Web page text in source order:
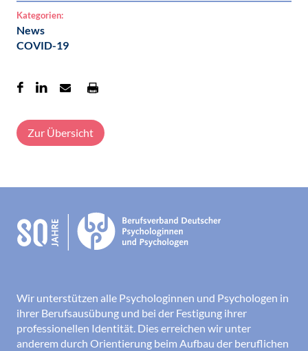
Kategorien:
News
COVID-19
Zur Übersicht
Wir unterstützen alle Psychologinnen und Psychologen in
ihrer Berufsausübung und bei der Festigung ihrer
professionellen Identität. Dies erreichen wir unter
anderem durch Orientierung beim Aufbau der beruflichen